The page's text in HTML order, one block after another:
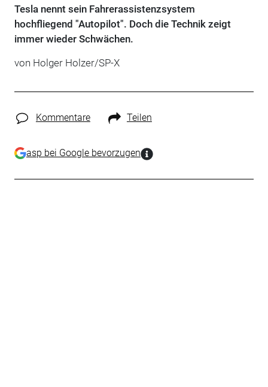
Tesla nennt sein Fahrerassistenzsystem
hochfliegend "Autopilot". Doch die Technik zeigt
immer wieder Schwächen.
von Holger Holzer/SP-X
Kommentare Teilen
asp bei Google bevorzugen